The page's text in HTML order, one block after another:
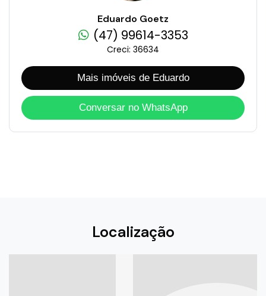
Eduardo Goetz
(47) 99614-3353
Creci: 36634
Mais imóveis de Eduardo
Conversar no WhatsApp
Localização